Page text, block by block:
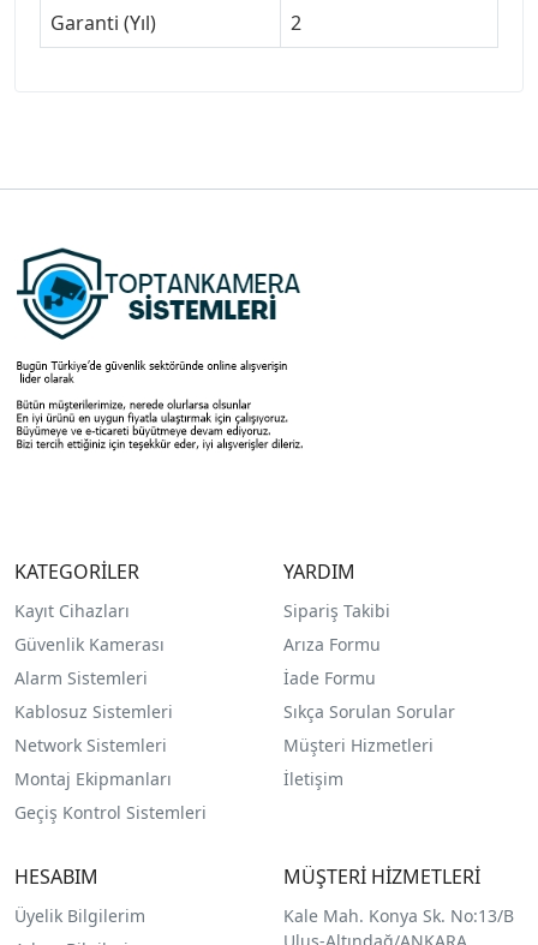
Garanti (Yıl)
2
KATEGORİLER
Kayıt Cihazları
Güvenlik Kamerası
Alarm Sistemleri
Kablosuz Sistemleri
Network Sistemleri
Montaj Ekipmanları
Geçiş Kontrol Sistemleri
YARDIM
Sipariş Takibi
Arıza Formu
İade Formu
Sıkça Sorulan Sorular
Müşteri Hizmetleri
İletişim
HESABIM
Üyelik Bilgilerim
MÜŞTERİ HİZMETLERİ
Kale Mah. Konya Sk. No:13/B